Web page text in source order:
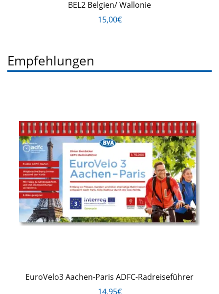
BEL2 Belgien/ Wallonie
15,00€
Empfehlungen
EuroVelo3 Aachen-Paris ADFC-Radreiseführer
14,95€